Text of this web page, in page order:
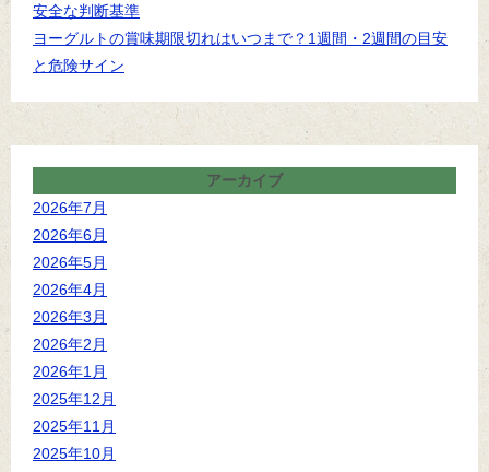
安全な判断基準
ヨーグルトの賞味期限切れはいつまで？1週間・2週間の目安
と危険サイン
アーカイブ
2026年7月
2026年6月
2026年5月
2026年4月
2026年3月
2026年2月
2026年1月
2025年12月
2025年11月
2025年10月